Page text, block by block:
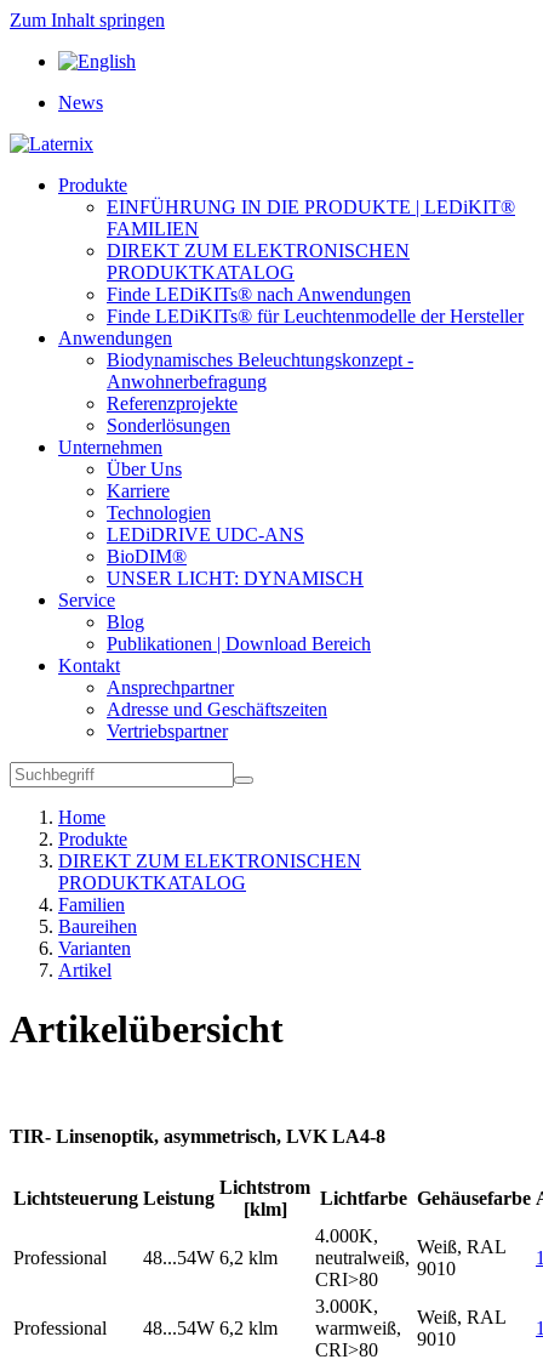
Zum Inhalt springen
News
Produkte
EINFÜHRUNG IN DIE PRODUKTE | LEDiKIT®
FAMILIEN
DIREKT ZUM ELEKTRONISCHEN
PRODUKTKATALOG
Finde LEDiKITs® nach Anwendungen
Finde LEDiKITs® für Leuchtenmodelle der Hersteller
Anwendungen
Biodynamisches Beleuchtungskonzept -
Anwohnerbefragung
Referenzprojekte
Sonderlösungen
Unternehmen
Über Uns
Karriere
Technologien
LEDiDRIVE UDC-ANS
BioDIM®
UNSER LICHT: DYNAMISCH
Service
Blog
Publikationen | Download Bereich
Kontakt
Ansprechpartner
Adresse und Geschäftszeiten
Vertriebspartner
Home
Produkte
DIREKT ZUM ELEKTRONISCHEN
PRODUKTKATALOG
Familien
Baureihen
Varianten
Artikel
Artikelübersicht
TIR- Linsenoptik, asymmetrisch, LVK LA4-8
Lichtsteuerung Leistung
Lichtstrom
[klm]
Lichtfarbe Gehäusefarbe
Professional 48...54W 6,2 klm
4.000K,
neutralweiß,
CRI>80
Weiß, RAL
9010
Professional 48...54W 6,2 klm
3.000K,
warmweiß,
CRI>80
Weiß, RAL
9010